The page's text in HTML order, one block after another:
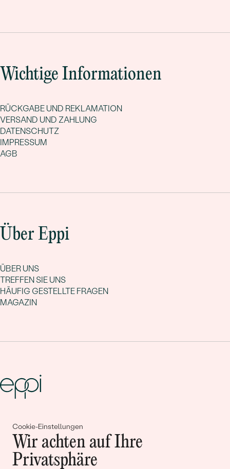
Cookie-Einstellungen
Wir achten auf Ihre
Privatsphäre
Wichtige Informationen
RÜCKGABE UND REKLAMATION
VERSAND UND ZAHLUNG
DATENSCHUTZ
IMPRESSUM
AGB
Über Eppi
ÜBER UNS
TREFFEN SIE UNS
HÄUFIG GESTELLTE FRAGEN
MAGAZIN
Gemeinsam erschaffen wir
Geschichten von Schönheit und
Liebe